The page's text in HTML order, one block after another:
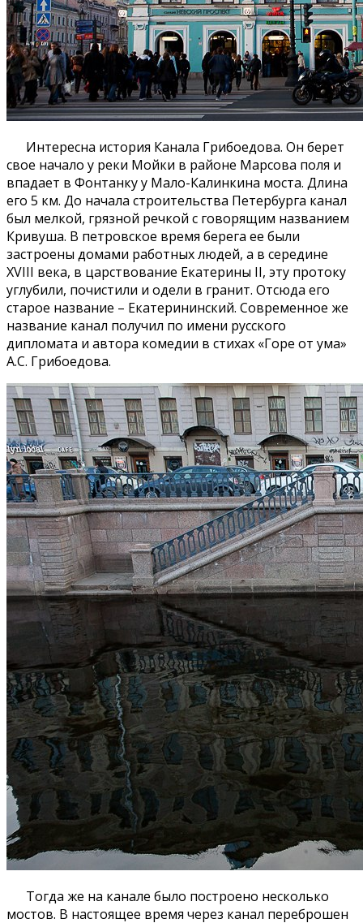
Интересна история Канала Грибоедова. Он берет
свое начало у реки Мойки в районе Марсова поля и
впадает в Фонтанку у Мало-Калинкина моста. Длина
его 5 км. До начала строительства Петербурга канал
был мелкой, грязной речкой с говорящим названием
Кривуша. В петровское время берега ее были
застроены домами работных людей, а в середине
ХVIII века, в царствование Екатерины II, эту протоку
углубили, почистили и одели в гранит. Отсюда его
старое название – Екатерининский. Современное же
название канал получил по имени русского
дипломата и автора комедии в стихах «Горе от ума»
А.С. Грибоедова.
Тогда же на канале было построено несколько
мостов. В настоящее время через канал переброшен